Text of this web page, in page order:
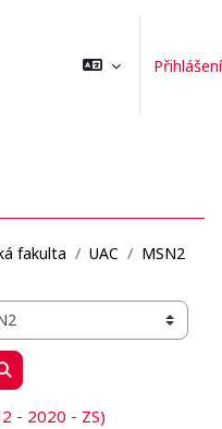
Přihlášení
fakulta UAC MSN2
Vyhledat kurzy
- 2020 - ZS)